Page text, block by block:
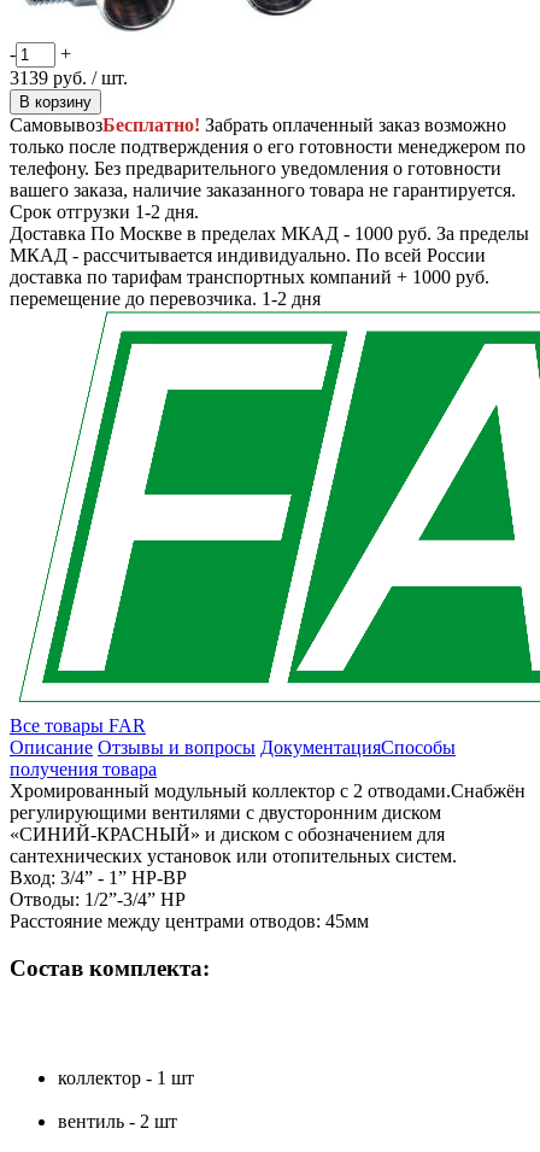
-
+
3139 руб. / шт.
В корзину
СамовывозБесплатно! Забрать оплаченный заказ возможно
только после подтверждения о его готовности менеджером по
телефону. Без предварительного уведомления о готовности
вашего заказа, наличие заказанного товара не гарантируется.
Срок отгрузки 1-2 дня.
Доставка По Москве в пределах МКАД - 1000 руб. За пределы
МКАД - рассчитывается индивидуально. По всей России
доставка по тарифам транспортных компаний + 1000 руб.
перемещение до перевозчика. 1-2 дня
Все товары FAR
Описание Отзывы и вопросы ДокументацияСпособы
получения товара
Хромированный модульный коллектор с 2 отводами.Снабжён
регулирующими вентилями с двусторонним диском
«СИНИЙ-КРАСНЫЙ» и диском с обозначением для
сантехнических установок или отопительных систем.
Вход: 3/4” - 1” НР-ВР
Отводы: 1/2”-3/4” НР
Расстояние между центрами отводов: 45мм
Состав комплекта:
коллектор - 1 шт
вентиль - 2 шт